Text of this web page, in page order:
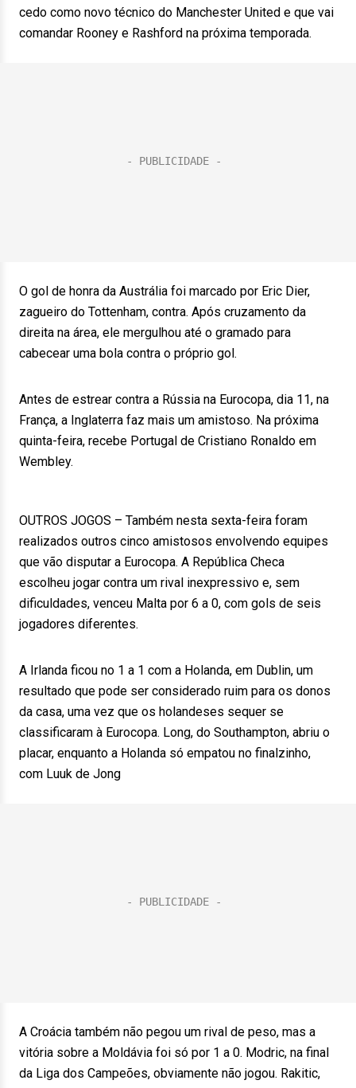
cedo como novo técnico do Manchester United e que vai
comandar Rooney e Rashford na próxima temporada.
O gol de honra da Austrália foi marcado por Eric Dier,
zagueiro do Tottenham, contra. Após cruzamento da
direita na área, ele mergulhou até o gramado para
cabecear uma bola contra o próprio gol.
Antes de estrear contra a Rússia na Eurocopa, dia 11, na
França, a Inglaterra faz mais um amistoso. Na próxima
quinta-feira, recebe Portugal de Cristiano Ronaldo em
Wembley.
OUTROS JOGOS – Também nesta sexta-feira foram
realizados outros cinco amistosos envolvendo equipes
que vão disputar a Eurocopa. A República Checa
escolheu jogar contra um rival inexpressivo e, sem
dificuldades, venceu Malta por 6 a 0, com gols de seis
jogadores diferentes.
A Irlanda ficou no 1 a 1 com a Holanda, em Dublin, um
resultado que pode ser considerado ruim para os donos
da casa, uma vez que os holandeses sequer se
classificaram à Eurocopa. Long, do Southampton, abriu o
placar, enquanto a Holanda só empatou no finalzinho,
com Luuk de Jong
A Croácia também não pegou um rival de peso, mas a
vitória sobre a Moldávia foi só por 1 a 0. Modric, na final
da Liga dos Campeões, obviamente não jogou. Rakitic,